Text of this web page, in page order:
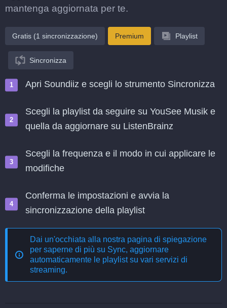
mantenga aggiornata per te.
Gratis (1 sincronizzazione) Premium Playlist
Sincronizza
Apri Soundiiz e scegli lo strumento Sincronizza
Scegli la playlist da seguire su YouSee Musik e
quella da aggiornare su ListenBrainz
Scegli la frequenza e il modo in cui applicare le
modifiche
Conferma le impostazioni e avvia la
sincronizzazione della playlist
Dai un'occhiata alla nostra pagina di spiegazione
per saperne di più su Sync, aggiornare
automaticamente le playlist su vari servizi di
streaming.